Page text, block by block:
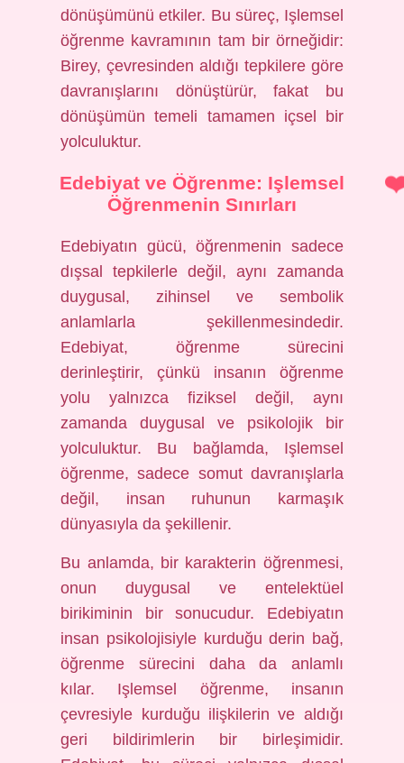
dönüşümünü etkiler. Bu süreç, Işlemsel
öğrenme kavramının tam bir örneğidir:
Birey, çevresinden aldığı tepkilere göre
davranışlarını dönüştürür, fakat bu
dönüşümün temeli tamamen içsel bir
yolculuktur.
Edebiyat ve Öğrenme: Işlemsel
Öğrenmenin Sınırları
Edebiyatın gücü, öğrenmenin sadece
dışsal tepkilerle değil, aynı zamanda
duygusal, zihinsel ve sembolik
anlamlarla şekillenmesindedir.
Edebiyat, öğrenme sürecini
derinleştirir, çünkü insanın öğrenme
yolu yalnızca fiziksel değil, aynı
zamanda duygusal ve psikolojik bir
yolculuktur. Bu bağlamda, Işlemsel
öğrenme, sadece somut davranışlarla
değil, insan ruhunun karmaşık
dünyasıyla da şekillenir.
Bu anlamda, bir karakterin öğrenmesi,
onun duygusal ve entelektüel
birikiminin bir sonucudur. Edebiyatın
insan psikolojisiyle kurduğu derin bağ,
öğrenme sürecini daha da anlamlı
kılar. Işlemsel öğrenme, insanın
çevresiyle kurduğu ilişkilerin ve aldığı
geri bildirimlerin bir birleşimidir.